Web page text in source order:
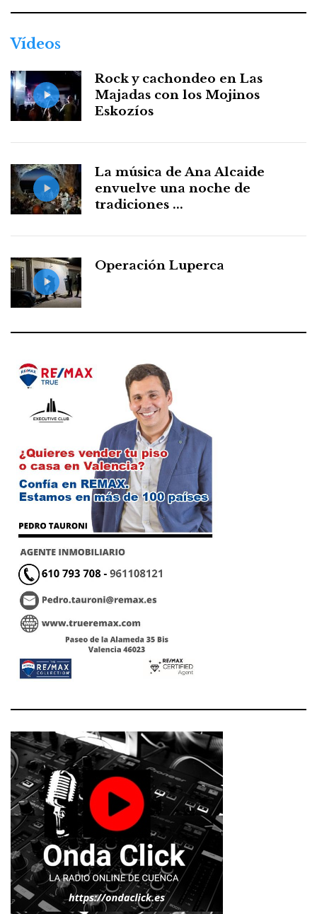
Vídeos
Rock y cachondeo en Las
Majadas con los Mojinos
Eskozíos
La música de Ana Alcaide
envuelve una noche de
tradiciones ...
Operación Luperca